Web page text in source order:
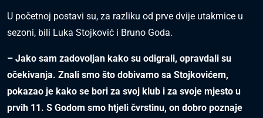
U početnoj postavi su, za razliku od prve dvije utakmice u
sezoni, bili Luka Stojković i Bruno Goda.
– Jako sam zadovoljan kako su odigrali, opravdali su
očekivanja. Znali smo što dobivamo sa Stojkovićem,
pokazao je kako se bori za svoj klub i za svoje mjesto u
prvih 11. S Godom smo htjeli čvrstinu, on dobro poznaje